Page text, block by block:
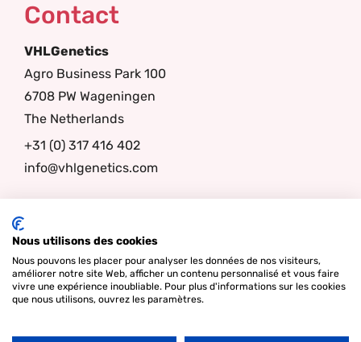
Contact
VHLGenetics
Agro Business Park 100
6708 PW Wageningen
The Netherlands
+31 (0) 317 416 402
info@vhlgenetics.com
Follow us
Nous utilisons des cookies
Nous pouvons les placer pour analyser les données de nos visiteurs,
améliorer notre site Web, afficher un contenu personnalisé et vous faire
vivre une expérience inoubliable. Pour plus d'informations sur les cookies
que nous utilisons, ouvrez les paramètres.